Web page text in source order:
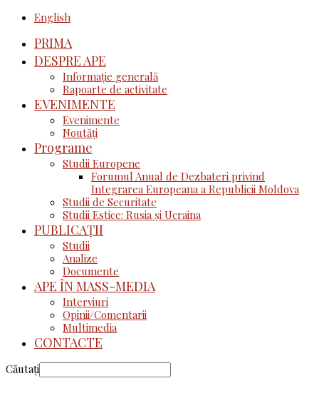
English
PRIMA
DESPRE APE
Informație generală
Rapoarte de activitate
EVENIMENTE
Evenimente
Noutăţi
Programe
Studii Europene
Forumul Anual de Dezbateri privind
Integrarea Europeana a Republicii Moldova
Studii de Securitate
Studii Estice: Rusia și Ucraina
PUBLICAȚII
Studii
Analize
Documente
APE ÎN MASS-MEDIA
Interviuri
Opinii/Comentarii
Multimedia
CONTACTE
Căutați